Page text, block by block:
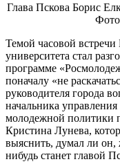
Глава Пскова Борис
Темой часовой встречи
университета стал
программе
поначалу «не
руководителя города
начальника
молодежной политики
Кристина Лунева,
выяснить, думал ли он,
нибудь станет главой